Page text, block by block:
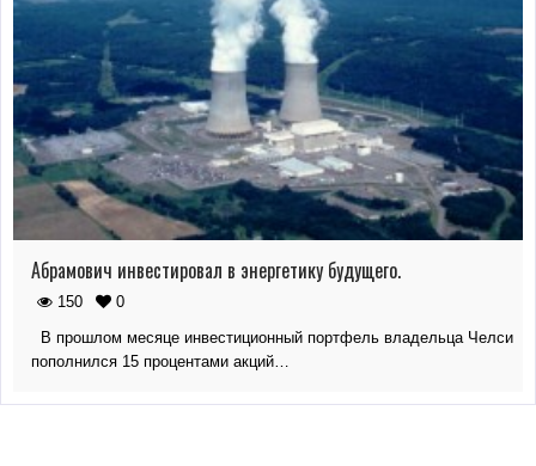
Абрамович инвестировал в энергетику будущего.
150
0
В прошлом месяце инвестиционный портфель владельца Челси
пополнился 15 процентами акций…